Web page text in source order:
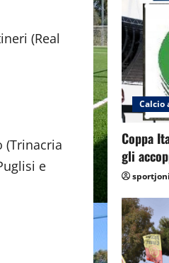
(Real
(Trinacria
e
Calcio
Coppa
gli